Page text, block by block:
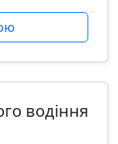
водіння